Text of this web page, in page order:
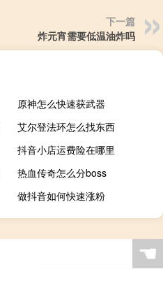
下一篇
炸元宵需要低温油炸吗
原神怎么快速获武器
艾尔登法环怎么找东西
抖音小店运费险在哪里
热血传奇怎么分boss
做抖音如何快速涨粉
☚